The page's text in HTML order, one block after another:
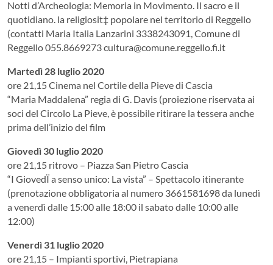
Notti d’Archeologia: Memoria in Movimento. Il sacro e il
quotidiano. la religiosit‡ popolare nel territorio di Reggello
(contatti Maria Italia Lanzarini 3338243091, Comune di
Reggello 055.8669273 cultura@comune.reggello.fi.it
Martedì 28 luglio 2020
ore 21,15 Cinema nel Cortile della Pieve di Cascia
“Maria Maddalena” regia di G. Davis (proiezione riservata ai
soci del Circolo La Pieve, è possibile ritirare la tessera anche
prima dell’inizio del film
Giovedì 30 luglio 2020
ore 21,15 ritrovo – Piazza San Pietro Cascia
“I GiovedÏ a senso unico: La vista” – Spettacolo itinerante
(prenotazione obbligatoria al numero 3661581698 da lunedì
a venerdì dalle 15:00 alle 18:00 il sabato dalle 10:00 alle
12:00)
Venerdì 31 luglio 2020
ore 21,15 – Impianti sportivi, Pietrapiana